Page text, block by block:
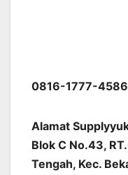
0816-1777-4586
Alamat
Blok C No.43,
Tengah, Kec.